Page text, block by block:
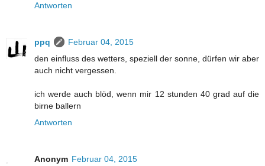
Antworten
ppq
Februar 04, 2015
den einfluss des wetters, speziell der sonne, dürfen wir aber
auch nicht vergessen.
ich werde auch blöd, wenn mir 12 stunden 40 grad auf die
birne ballern
Antworten
Anonym Februar 04, 2015